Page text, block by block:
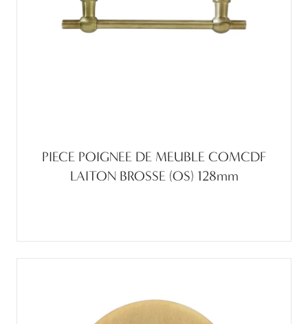
PIECE POIGNEE DE MEUBLE COMCDF
LAITON BROSSE (OS) 128mm